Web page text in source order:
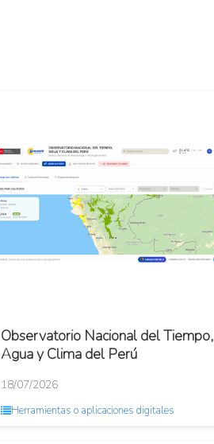
Observatorio Nacional del Tiempo,
Agua y Clima del Perú
18/07/2026
Herramientas o aplicaciones digitales